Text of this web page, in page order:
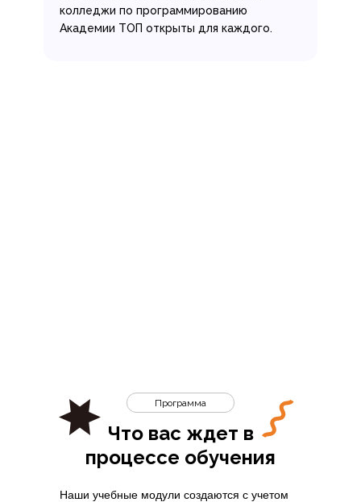
колледжи по программированию
Академии ТОП открыты для каждого.
Что вас ждет в
процессе обучения
Программа
Наши учебные модули создаются с учетом